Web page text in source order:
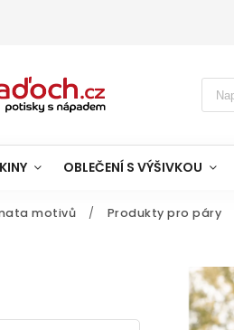
OBLEČENÍ S VÝŠIVKOU
motivů / Produkty pro páry